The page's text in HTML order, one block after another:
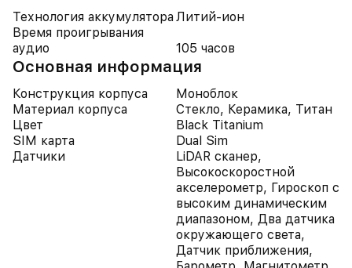
Технология аккумулятора Литий-ион
Время проигрывания
аудио
105 часов
Основная информация
Конструкция корпуса
Моноблок
Материал корпуса
Стекло, Керамика, Титан
Цвет
Black Titanium
SIM карта
Dual Sim
Датчики
LiDAR сканер,
Высокоскоростной
акселерометр, Гироскоп с
высоким динамическим
диапазоном, Два датчика
окружающего света,
Датчик приближения,